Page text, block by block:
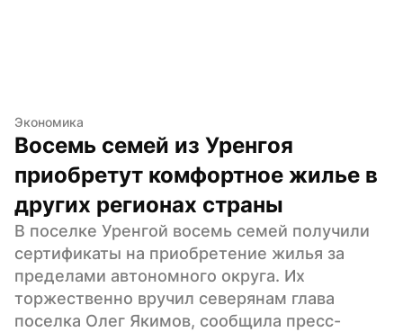
Экономика
Восемь семей из Уренгоя
приобретут комфортное жилье в
других регионах страны
В поселке Уренгой восемь семей получили
сертификаты на приобретение жилья за
пределами автономного округа. Их
торжественно вручил северянам глава
поселка Олег Якимов, сообщила пресс-